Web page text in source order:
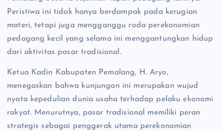
Peristiwa ini tidak hanya berdampak pada kerugian
materi, tetapi juga mengganggu roda perekonomian
pedagang kecil yang selama ini menggantungkan hidup
dari aktivitas pasar tradisional.
Ketua Kadin Kabupaten Pemalang, H. Aryo,
menegaskan bahwa kunjungan ini merupakan wujud
nyata kepedulian dunia usaha terhadap pelaku ekonomi
rakyat. Menurutnya, pasar tradisional memiliki peran
strategis sebagai penggerak utama perekonomian